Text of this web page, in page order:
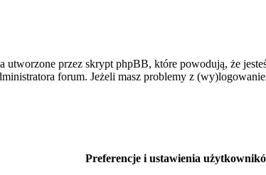
utworzone przez skrypt phpBB, które powodują, że
forum. Jeżeli masz problemy z
Preferencje i ustawienia